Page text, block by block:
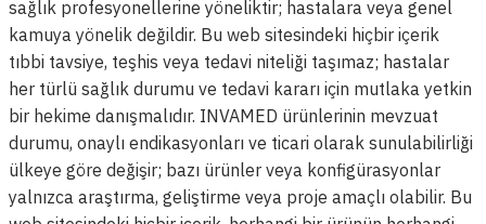
sağlık profesyonellerine yöneliktir; hastalara veya genel
kamuya yönelik değildir. Bu web sitesindeki hiçbir içerik
tıbbi tavsiye, teşhis veya tedavi niteliği taşımaz; hastalar
her türlü sağlık durumu ve tedavi kararı için mutlaka yetkin
bir hekime danışmalıdır. INVAMED ürünlerinin mevzuat
durumu, onaylı endikasyonları ve ticari olarak sunulabilirliği
ülkeye göre değişir; bazı ürünler veya konfigürasyonlar
yalnızca araştırma, geliştirme veya proje amaçlı olabilir. Bu